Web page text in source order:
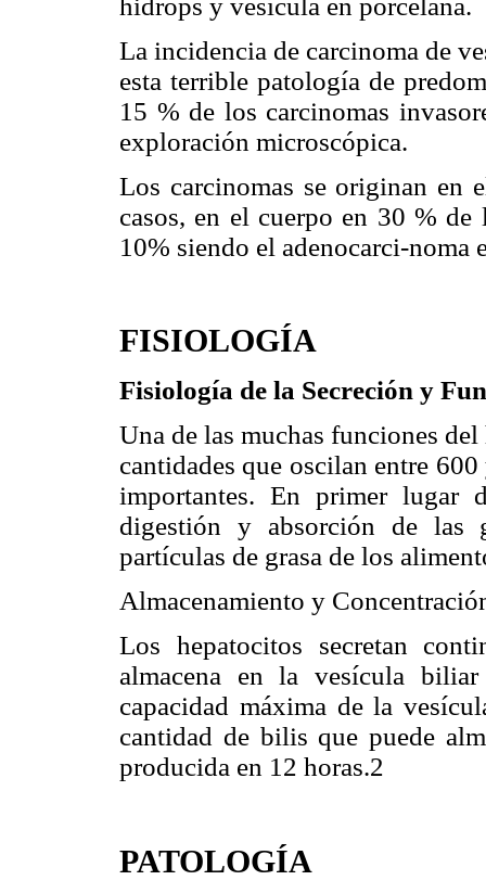
La incidencia de carcinoma de
esta terrible patología de
15 % de los carcinomas
exploración microscópica.
Los carcinomas se originan en
casos, en el cuerpo en 30 %
10% siendo el adenocarci-
FISIOLOGÍA
Fisiología de la Secreción y
Una de las muchas funciones
cantidades que oscilan entre
importantes. En primer lugar
digestión y absorción de las
partículas de grasa de los
Almacenamiento y
Los hepatocitos secretan
almacena en la vesícula
capacidad máxima de la
cantidad de bilis que puede
producida en 12 horas.2
PATOLOGÍA